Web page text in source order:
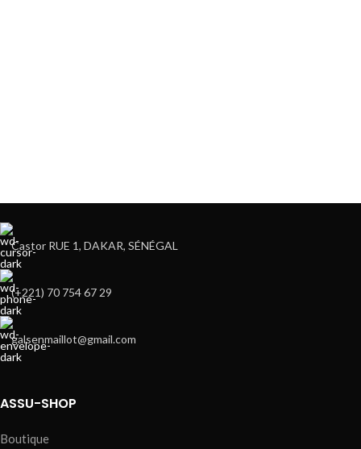
Castor RUE 1, DAKAR, SÉNÉGAL
(+221) 70 754 67 29
galsenmaillot@gmail.com
ASSU-SHOP
Boutique